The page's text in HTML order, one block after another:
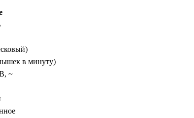
в минуту)
~